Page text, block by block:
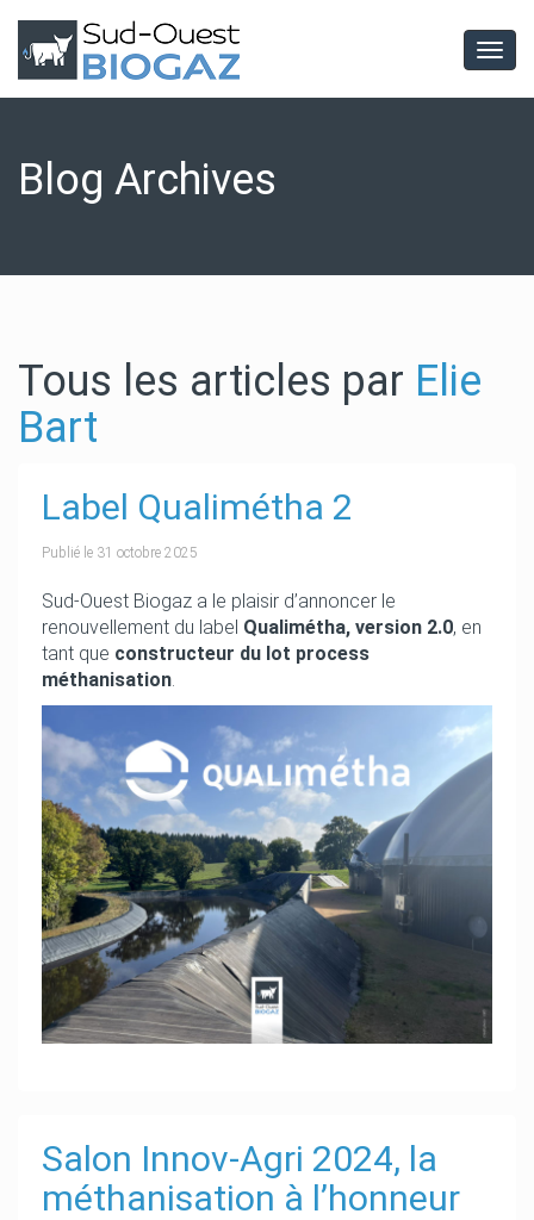
Blog Archives
Tous les articles par Elie
Bart
Label Qualimétha 2
Publié le 31 octobre 2025
Sud-Ouest Biogaz a le plaisir d’annoncer le
renouvellement du label Qualimétha, version 2.0, en
tant que constructeur du lot process
méthanisation.
Salon Innov-Agri 2024, la
méthanisation à l’honneur